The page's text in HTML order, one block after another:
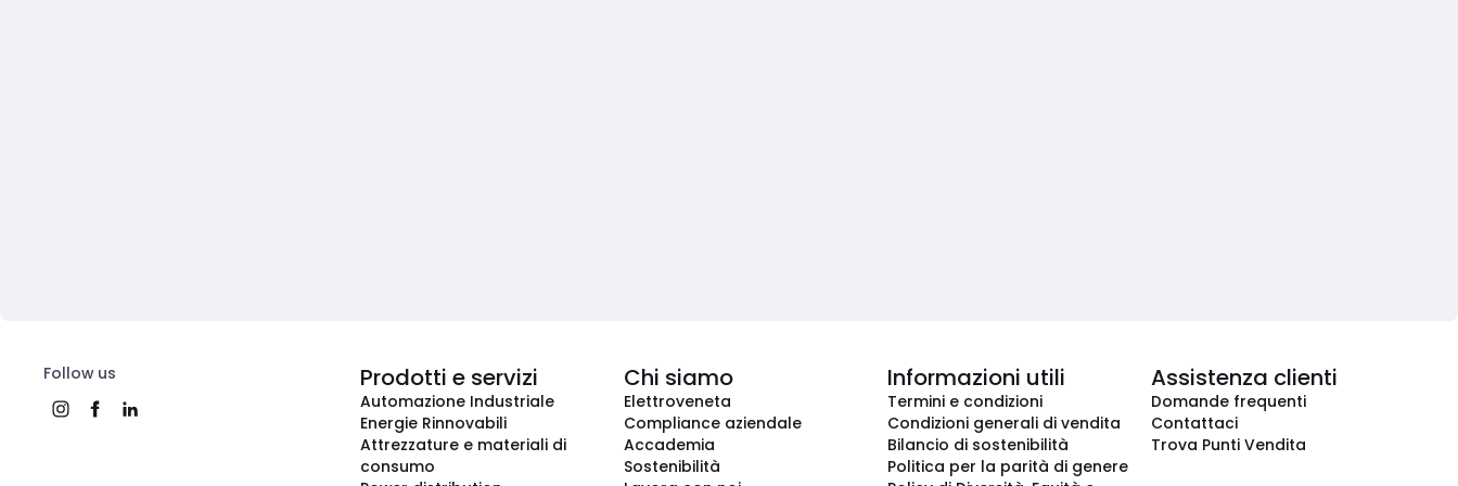
Follow us Prodotti e servizi
Automazione Industriale
Energie Rinnovabili
Attrezzature e materiali di
consumo
Chi siamo
Elettroveneta
Compliance aziendale
Accademia
Sostenibilità
Informazioni utili
Termini e condizioni
Condizioni generali di vendita
Bilancio di sostenibilità
Politica per la parità di genere
Assistenza clienti
Domande frequenti
Contattaci
Trova Punti Vendita